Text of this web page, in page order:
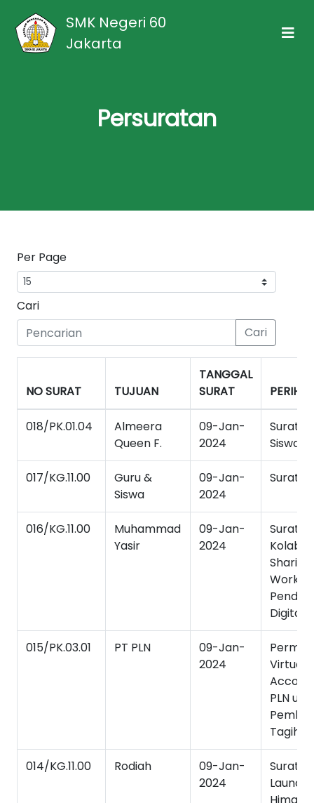
SMK Negeri 60
Jakarta
Persuratan
Per Page
Cari
Cari
NO SURAT TUJUAN
TANGGAL
SURAT
PERIHAL
018/PK.01.04
Almeera
Queen F.
09-Jan-
2024
Surat
Siswa
017/KG.11.00
Guru &
Siswa
09-Jan-
2024
Surat
016/KG.11.00
Muhammad
Yasir
09-Jan-
2024
Surat
Digital
015/PK.03.01 PT PLN
09-Jan-
2024
Virtual
PLN
014/KG.11.00 Rodiah
09-Jan-
2024
Surat